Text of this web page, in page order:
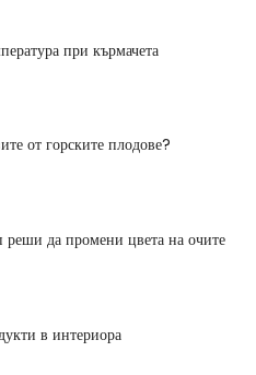
при кърмачета
от горските плодове?
да промени цвета на очите
в интериора